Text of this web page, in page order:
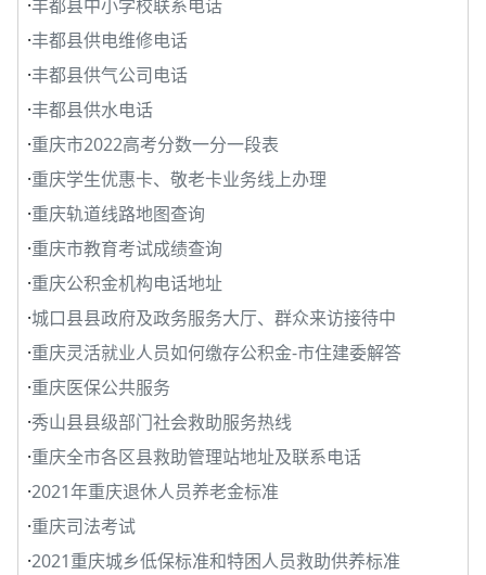
·丰都县中小学校联系电话
·丰都县供电维修电话
·丰都县供气公司电话
·丰都县供水电话
·重庆市2022高考分数一分一段表
·重庆学生优惠卡、敬老卡业务线上办理
·重庆轨道线路地图查询
·重庆市教育考试成绩查询
·重庆公积金机构电话地址
·城口县县政府及政务服务大厅、群众来访接待中
·重庆灵活就业人员如何缴存公积金-市住建委解答
·重庆医保公共服务
·秀山县县级部门社会救助服务热线
·重庆全市各区县救助管理站地址及联系电话
·2021年重庆退休人员养老金标准
·重庆司法考试
·2021重庆城乡低保标准和特困人员救助供养标准